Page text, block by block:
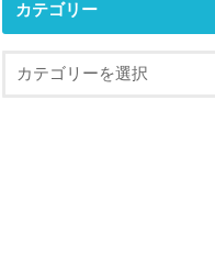
カテゴリー